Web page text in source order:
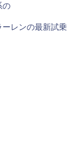
の
レンの最新試乗